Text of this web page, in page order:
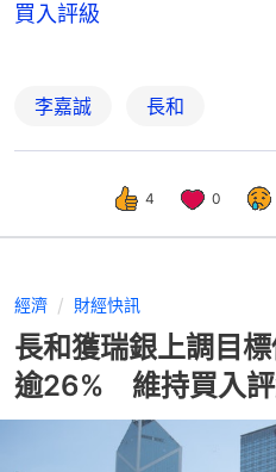
買入評級
李嘉誠 長和
4 0
經濟 財經快訊
長和獲瑞銀上調目
逾26% 維持買入